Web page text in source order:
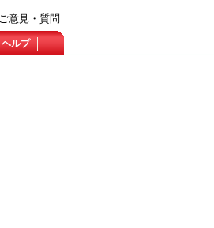
ご意見・質問
ヘルプ